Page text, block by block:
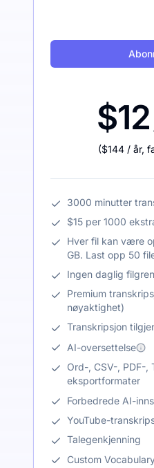
$12
($144 / år,
3000 minutter
$15 per 1000
Hver fil kan være
GB. Last opp 50
Ingen daglig
Premium
nøyaktighet)
Transkripsjon
AI-oversettelse
Ord-, CSV-, PDF-,
eksportformater
Forbedrede AI-
YouTube-
Talegenkjenning
Custom